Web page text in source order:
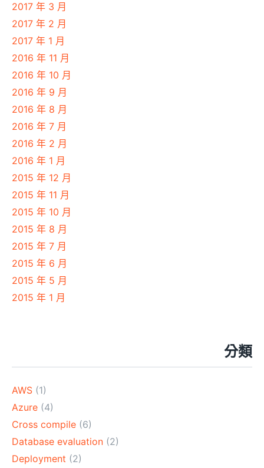
2017 年 3 月
2017 年 2 月
2017 年 1 月
2016 年 11 月
2016 年 10 月
2016 年 9 月
2016 年 8 月
2016 年 7 月
2016 年 2 月
2016 年 1 月
2015 年 12 月
2015 年 11 月
2015 年 10 月
2015 年 8 月
2015 年 7 月
2015 年 6 月
2015 年 5 月
2015 年 1 月
分類
AWS (1)
Azure (4)
Cross compile (6)
Database evaluation (2)
Deployment (2)